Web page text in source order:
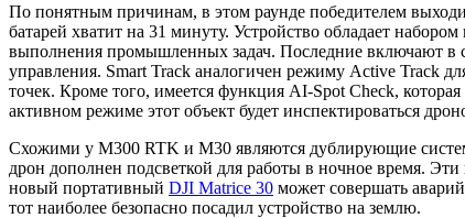
По понятным причинам, в этом раунде победителем
батарей хватит на 31 минуту. Устройство обладает
выполнения промышленных задач. Последние включают в
управления. Smart Track аналогичен режиму Active Track
точек. Кроме того, имеется функция AI-Spot Check,
активном режиме этот объект будет инспектироваться
Схожими у M300 RTK и M30 являются дублирующие
дрон дополнен подсветкой для работы в ночное время.
новый портативный DJI Matrice 30 может совершать
тот наиболее безопасно посадил устройство на землю.